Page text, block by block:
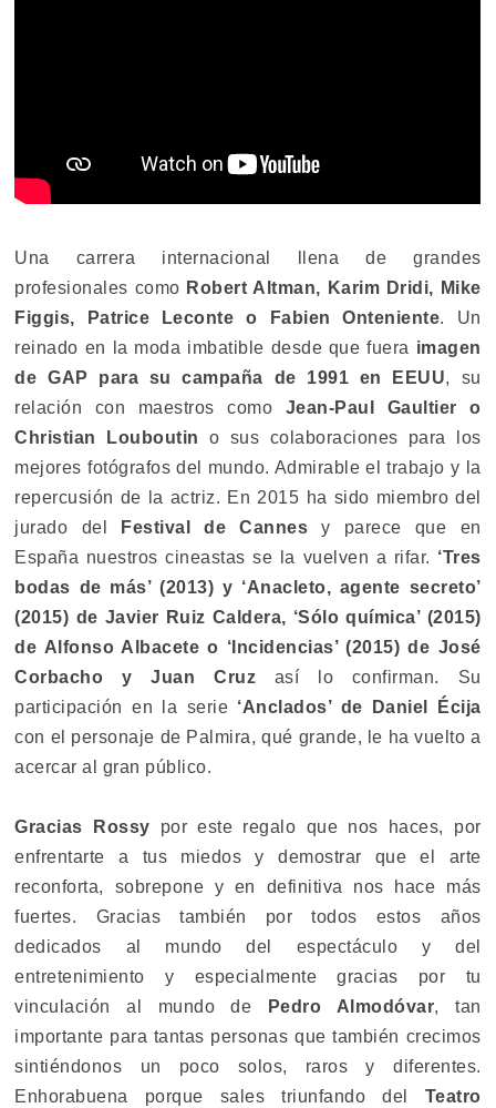
Una carrera internacional llena de grandes
profesionales como Robert Altman, Karim Dridi, Mike
Figgis, Patrice Leconte o Fabien Onteniente. Un
reinado en la moda imbatible desde que fuera imagen
de GAP para su campaña de 1991 en EEUU, su
relación con maestros como Jean-Paul Gaultier o
Christian Louboutin o sus colaboraciones para los
mejores fotógrafos del mundo. Admirable el trabajo y la
repercusión de la actriz. En 2015 ha sido miembro del
jurado del
Festival de Cannes y parece que en
España nuestros cineastas se la vuelven a rifar. ‘Tres
bodas de más’ (2013) y ‘Anacleto, agente secreto’
(2015) de Javier Ruiz Caldera, ‘Sólo química’ (2015)
de Alfonso Albacete o ‘Incidencias’ (2015) de José
Corbacho y Juan Cruz así lo confirman. Su
participación en la serie ‘Anclados’ de Daniel Écija
con el personaje de Palmira, qué grande, le ha vuelto a
acercar al gran público.
Gracias Rossy por este regalo que nos haces, por
enfrentarte a tus miedos y demostrar que el arte
reconforta, sobrepone y en definitiva nos hace más
fuertes. Gracias también por todos estos años
dedicados al mundo del espectáculo y del
entretenimiento y especialmente gracias por tu
vinculación al mundo de
Pedro Almodóvar, tan
importante para tantas personas que también crecimos
sintiéndonos un poco solos, raros y diferentes.
Enhorabuena porque sales triunfando del Teatro